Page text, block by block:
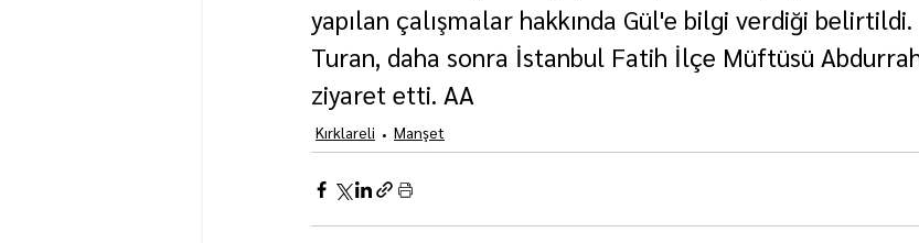
yapılan çalışmalar hakkında Gül'e bilgi verdiği belirtildi.
Turan, daha sonra İstanbul Fatih İlçe Müftüsü
ziyaret etti. AA
Kırklareli Manşet